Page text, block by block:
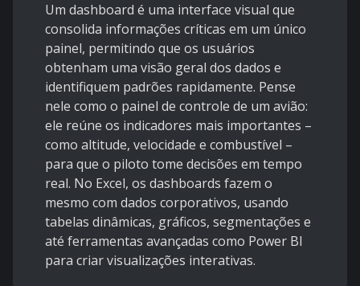
Um dashboard é uma interface visual que
consolida informações críticas em um único
painel, permitindo que os usuários
obtenham uma visão geral dos dados e
identifiquem padrões rapidamente. Pense
nele como o painel de controle de um avião:
ele reúne os indicadores mais importantes –
como altitude, velocidade e combustível –
para que o piloto tome decisões em tempo
real. No Excel, os dashboards fazem o
mesmo com dados corporativos, usando
tabelas dinâmicas, gráficos, segmentações e
até ferramentas avançadas como Power BI
para criar visualizações interativas.